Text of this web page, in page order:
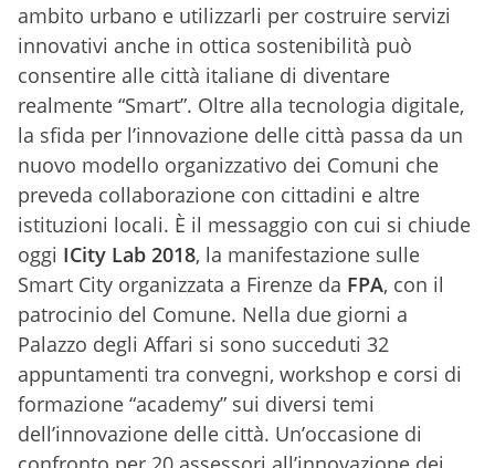
ambito urbano e utilizzarli per costruire servizi
innovativi anche in ottica sostenibilità può
consentire alle città italiane di diventare
realmente “Smart”. Oltre alla tecnologia digitale,
la sfida per l’innovazione delle città passa da un
nuovo modello organizzativo dei Comuni che
preveda collaborazione con cittadini e altre
istituzioni locali. È il messaggio con cui si chiude
oggi ICity Lab 2018, la manifestazione sulle
Smart City organizzata a Firenze da FPA, con il
patrocinio del Comune. Nella due giorni a
Palazzo degli Affari si sono succeduti 32
appuntamenti tra convegni, workshop e corsi di
formazione “academy” sui diversi temi
dell’innovazione delle città. Un’occasione di